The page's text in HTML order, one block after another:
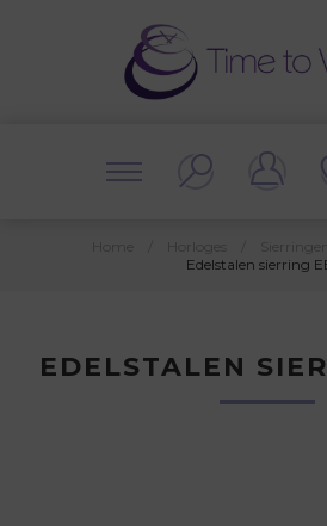
Edelstalen sierring
EDELSTALEN